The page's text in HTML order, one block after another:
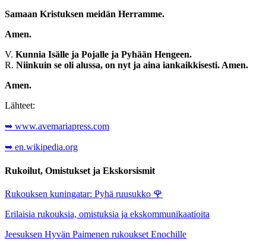
Samaan Kristuksen meidän Herramme.
Amen.
V. Kunnia Isälle ja Pojalle ja Pyhään Hengeen.
R. Niinkuin se oli alussa, on nyt ja aina iankaikkisesti. Amen.
Amen.
Lähteet:
➥ www.avemariapress.com
➥ en.wikipedia.org
Rukoilut, Omistukset ja Ekskorsismit
Rukouksen kuningatar: Pyhä ruusukko 🌹
Erilaisia rukouksia, omistuksia ja ekskommunikaatioita
Jeesuksen Hyvän Paimenen rukoukset Enochille